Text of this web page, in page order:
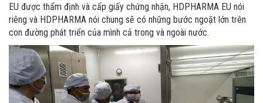
EU được thẩm định và cấp giấy chứng nhận, HDPHARMA EU nói
riêng và HDPHARMA nói chung sẽ có những bước ngoặt lớn trên
con đường phát triển của mình cả trong và ngoài nước.